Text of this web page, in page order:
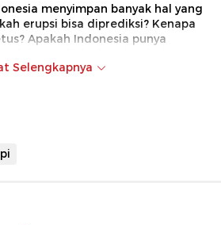
menyimpan banyak hal yang
erupsi bisa diprediksi? Kenapa
Apakah Indonesia punya
kali ini.
Selengkapnya